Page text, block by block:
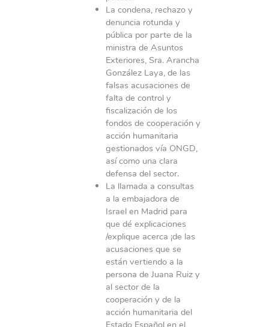
La condena, rechazo y
denuncia rotunda y
pública por parte de la
ministra de Asuntos
Exteriores, Sra. Arancha
González Laya, de las
falsas acusaciones de
falta de control y
fiscalización de los
fondos de cooperación y
acción humanitaria
gestionados vía ONGD,
así como una clara
defensa del sector.
La llamada a consultas
a la embajadora de
Israel en Madrid para
que dé explicaciones
/explique acerca ¡de las
acusaciones que se
están vertiendo a la
persona de Juana Ruiz y
al sector de la
cooperación y de la
acción humanitaria del
Estado Español en el